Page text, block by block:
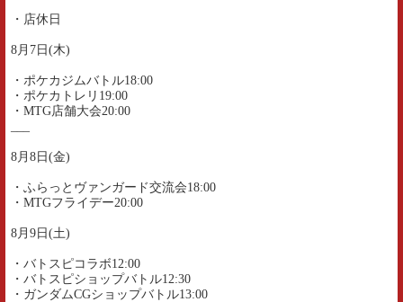
・店休日
8月7日(木)
・ポケカジムバトル18:00
・ポケカトレリ19:00
・MTG店舗大会20:00
8月8日(金)
・ふらっとヴァンガード交流会18:00
・MTGフライデー20:00
8月9日(土)
・バトスピコラボ12:00
・バトスピショップバトル12:30
・ガンダムCGショップバトル13:00